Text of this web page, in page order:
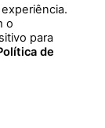
o
para
de